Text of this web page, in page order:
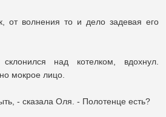
от волнения то и дело задевая его
над котелком, вдохнул.
мокрое лицо.
- сказала Оля. - Полотенце есть?